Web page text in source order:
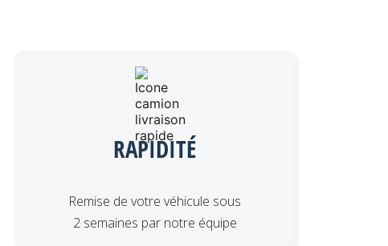
RAPIDITÉ
Remise de votre véhicule sous
2 semaines par notre équipe